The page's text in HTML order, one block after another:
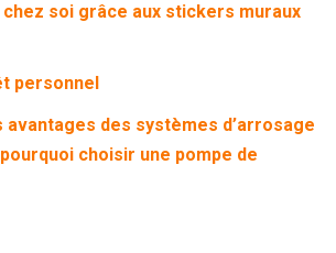
soi grâce aux stickers muraux
personnel
avantages des systèmes d’arrosage
choisir une pompe de